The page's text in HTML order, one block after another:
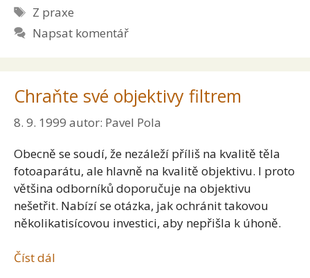
Štítky
Z praxe
Napsat komentář
Chraňte své objektivy filtrem
8. 9. 1999 autor: Pavel Pola
Obecně se soudí, že nezáleží příliš na kvalitě těla
fotoaparátu, ale hlavně na kvalitě objektivu. I proto
většina odborníků doporučuje na objektivu
nešetřit. Nabízí se otázka, jak ochránit takovou
několikatisícovou investici, aby nepřišla k úhoně.
Číst dál